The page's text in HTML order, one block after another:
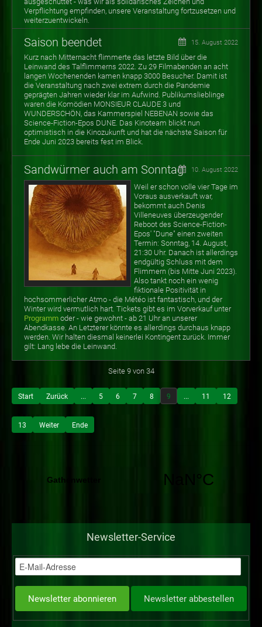
Verpflichtung empfinden, unsere Veranstaltung fortzusetzen und
weiterzuentwickeln.
Saison beendet 15. August 2022
Kurz nach Mitternacht flimmerte das letzte Bild über die
Leinwand des Talflimmerns 2022. Zu 29 Filmabenden an acht
langen Wochenenden kamen knapp 3000 Besucher. Damit ist
die Veranstaltung nach zwei extrem durch die Pandemie
geprägten Jahren wieder klar im Aufwind. Publikumslieblinge
waren die Komödien MONSIEUR CLAUDE 3 und
WUNDERSCHÖN, das Kammerspiel NEBENAN sowie das
Science-Fiction-Epos DUNE. Das Kinoteam blickt nun
optimistisch in die Kinozukunft und hat die nächste Saison für
Ende Juni 2023 bereits fest im Blick.
Sandwürmer auch am Sonntag 10. August 2022
Weil er schon volle vier Tage im
Voraus ausverkauft war,
bekommt auch Denis
Villeneuves überzeugender
Reboot des Science-Fiction-
Epos' "Dune" einen zweiten
Termin: Sonntag, 14. August,
21:30 Uhr. Danach ist allerdings
endgültig Schluss mit dem
Flimmern (bis Mitte Juni 2023).
Also tankt noch ein wenig
fiktionale Positivität in
hochsommerlicher Atmo - die Météo ist fantastisch, und der
Winter wird vermutlich hart. Tickets gibt es im Vorverkauf unter
Programm oder - wie gewohnt - ab 21 Uhr an unserer
Abendkasse. An Letzterer könnte es allerdings durchaus knapp
werden. Wir halten diesmal keinerlei Kontingent zurück. Immer
gilt: Lang lebe die Leinwand.
Seite 9 von 34
Start Zurück ... 5 6 7 8 9 ... 11 12
13 Weiter Ende
Newsletter-Service